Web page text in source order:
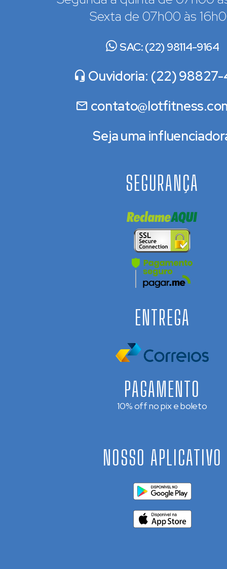
Sexta de 07h00 às
SAC: (22) 98114-9164
Ouvidoria: (22) 98827-
Seja uma
PAGAMENTO
10% off no pix e boleto
ENTREGA
SEGURANÇA
NOSSO APLICATIVO